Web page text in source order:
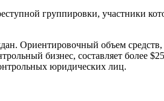
группировки, участники
Ориентировочный объем
бизнес, составляет более
юридических лиц.